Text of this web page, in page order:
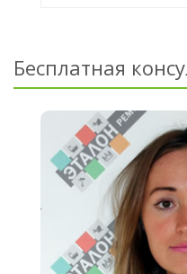
Бесплатная